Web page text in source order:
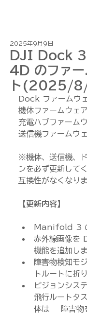
DJI Dock
4D のファー
ト(2025/
2025年9月9日
Dock ファーム
機体ファームウ
充電ハブファー
送信機ファーム
※機体、送信機、
ンを必ず更新して
互換性がなくなりま
【更新内容】
Manifold 3 の
赤外線画像を
機能を追加しま
障害物検知モ
トルートに折
ビジョンシス
飛行ルートタ
体は    障害物